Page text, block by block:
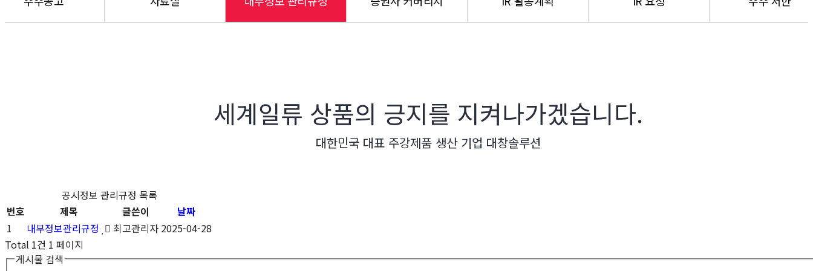
IR
세계일류 상품의 긍지를 지켜나가겠습니다.
대한민국 대표 주강제품 생산 기업 대창솔루션
공시정보 관리규정 목록
번호
제목 글쓴이
날짜
1
내부정보관리규정 최고관리자 2025-04-28
Total 1건 1 페이지
게시물 검색